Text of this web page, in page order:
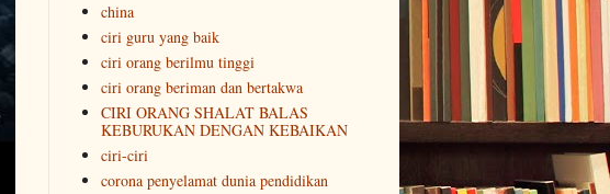
china
ciri guru yang baik
ciri orang berilmu tinggi
ciri orang beriman dan bertakwa
CIRI ORANG SHALAT BALAS
KEBURUKAN DENGAN KEBAIKAN
ciri-ciri
corona penyelamat dunia pendidikan